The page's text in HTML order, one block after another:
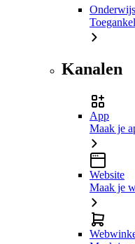
Kanalen
App
Maak je
Website
Maak je